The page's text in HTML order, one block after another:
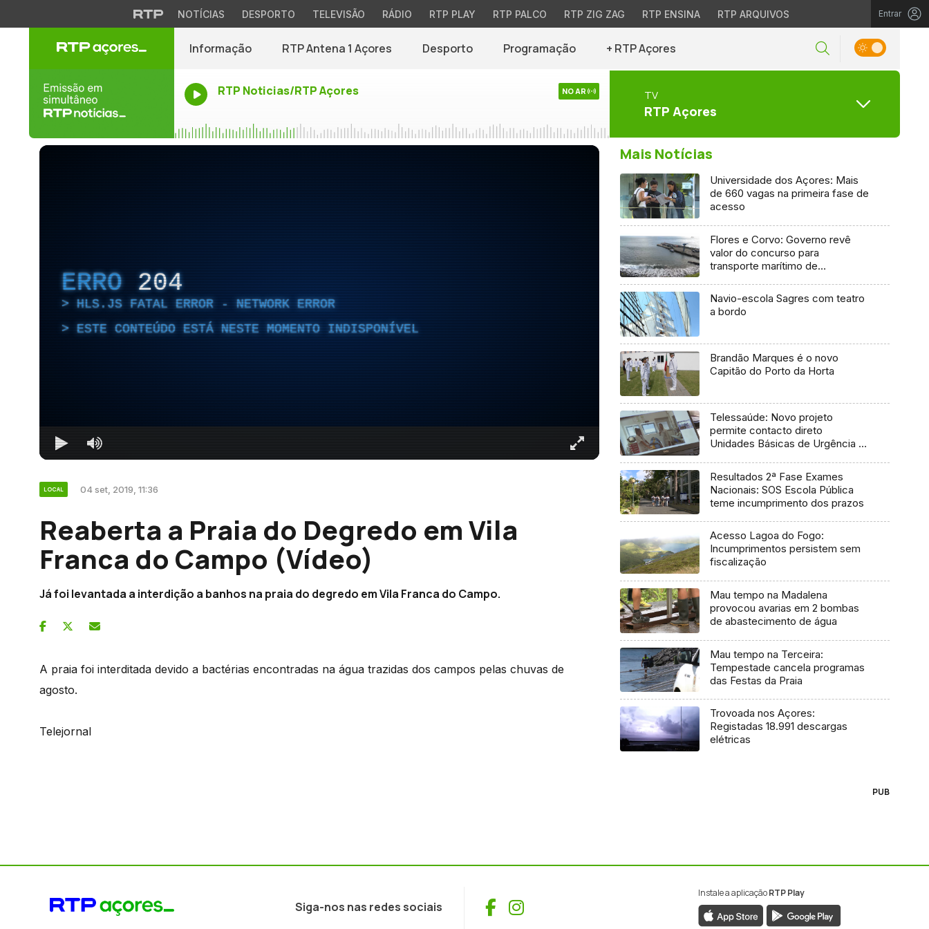
NOTÍCIAS DESPORTO TELEVISÃO RÁDIO RTP PLAY RTP PALCO RTP ZIG ZAG RTP ENSINA RTP ARQUIVOS Entrar
Informação RTP Antena 1 Açores Desporto Programação + RTP Açores
RTP Noticias/RTP Açores NO AR TV
RTP Açores
ERRO 204
HLS.JS FATAL ERROR - NETWORK ERROR
ESTE CONTEÚDO ESTÁ NESTE MOMENTO INDISPONÍVEL
LOCAL 04 set, 2019, 11:36
Reaberta a Praia do Degredo em Vila
Franca do Campo (Vídeo)
Já foi levantada a interdição a banhos na praia do degredo em Vila Franca do Campo.
A praia foi interditada devido a bactérias encontradas na água trazidas dos campos pelas chuvas de
agosto.
Telejornal
Mais Notícias
Universidade dos Açores: Mais
de 660 vagas na primeira fase de
acesso
Flores e Corvo: Governo revê
valor do concurso para
transporte marítimo de
Navio-escola Sagres com teatro
a bordo
Brandão Marques é o novo
Capitão do Porto da Horta
Telessaúde: Novo projeto
permite contacto direto
Unidades Básicas de Urgência e
Resultados 2ª Fase Exames
Nacionais: SOS Escola Pública
teme incumprimento dos prazos
Acesso Lagoa do Fogo:
Incumprimentos persistem sem
fiscalização
Mau tempo na Madalena
provocou avarias em 2 bombas
de abastecimento de água
Mau tempo na Terceira:
Tempestade cancela programas
das Festas da Praia
Trovoada nos Açores:
Registadas 18.991 descargas
elétricas
PUB
Siga-nos nas redes sociais Facebook
Instagram
Instale a aplicaçãoRTP Play